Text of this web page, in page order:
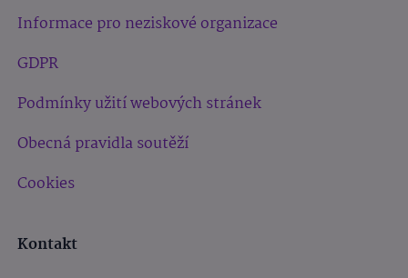
Informace pro neziskové organizace
GDPR
Podmínky užití webových stránek
Obecná pravidla soutěží
Cookies
Kontakt